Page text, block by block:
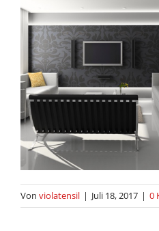
Von violatensil | Juli 18, 2017 | 0